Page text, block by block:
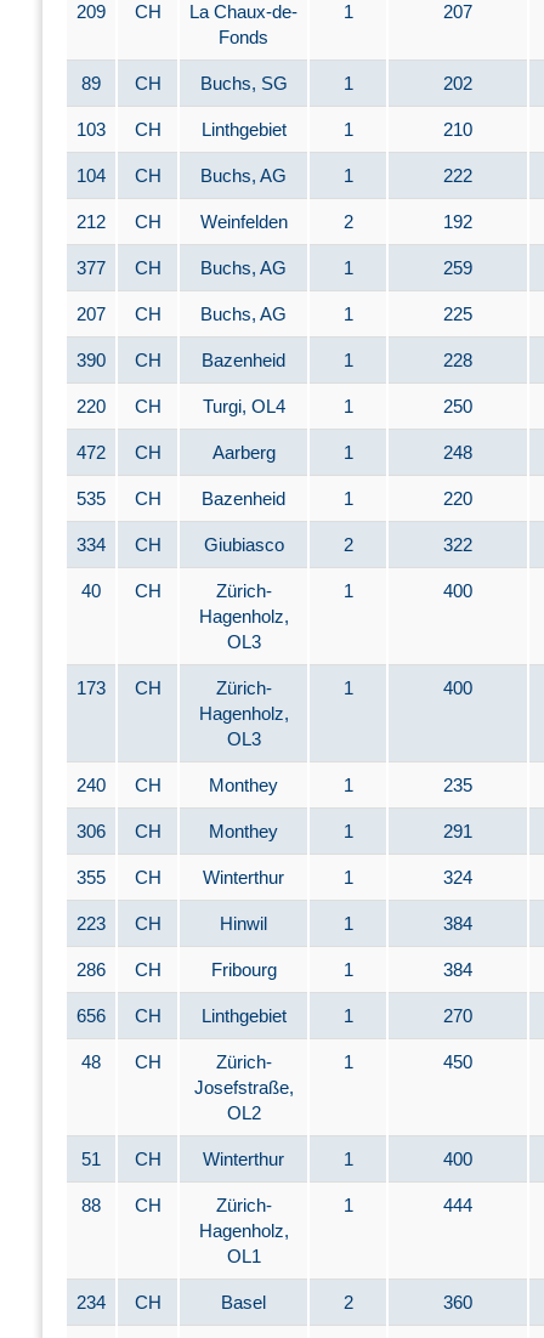
209 CH
La Chaux-de-
Fonds
1 207
89 CH Buchs, SG 1 202
103 CH Linthgebiet 1 210
104 CH Buchs, AG 1 222
212 CH Weinfelden 2 192
377 CH Buchs, AG 1 259
207 CH Buchs, AG 1 225
390 CH Bazenheid 1 228
220 CH Turgi, OL4 1 250
472 CH Aarberg 1 248
535 CH Bazenheid 1 220
334 CH Giubiasco 2 322
40 CH
Zürich-
Hagenholz,
OL3
1 400
173 CH
Zürich-
Hagenholz,
OL3
1 400
240 CH Monthey 1 235
306 CH Monthey 1 291
355 CH Winterthur 1 324
223 CH Hinwil 1 384
286 CH Fribourg 1 384
656 CH Linthgebiet 1 270
48 CH
Zürich-
Josefstraße,
OL2
1 450
51 CH Winterthur 1 400
88 CH
Zürich-
Hagenholz,
OL1
1 444
234 CH Basel 2 360